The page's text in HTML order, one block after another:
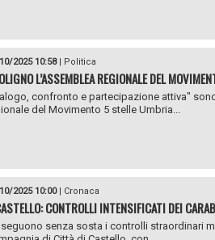
2025 10:58| Politica
L’ASSEMBLEA REGIONALE DEL
confronto e partecipazione attiva"
del Movimento 5 stelle Umbria...
2025 10:00| Cronaca
CONTROLLI INTENSIFICATI DEI
senza sosta i controlli straordinari